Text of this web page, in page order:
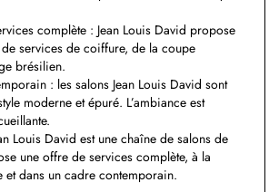
complète : Jean Louis David propose
services de coiffure, de la coupe
brésilien.
: les salons Jean Louis David sont
moderne et épuré. L’ambiance est
Louis David est une chaîne de salons de
une offre de services complète, à la
et dans un cadre contemporain.